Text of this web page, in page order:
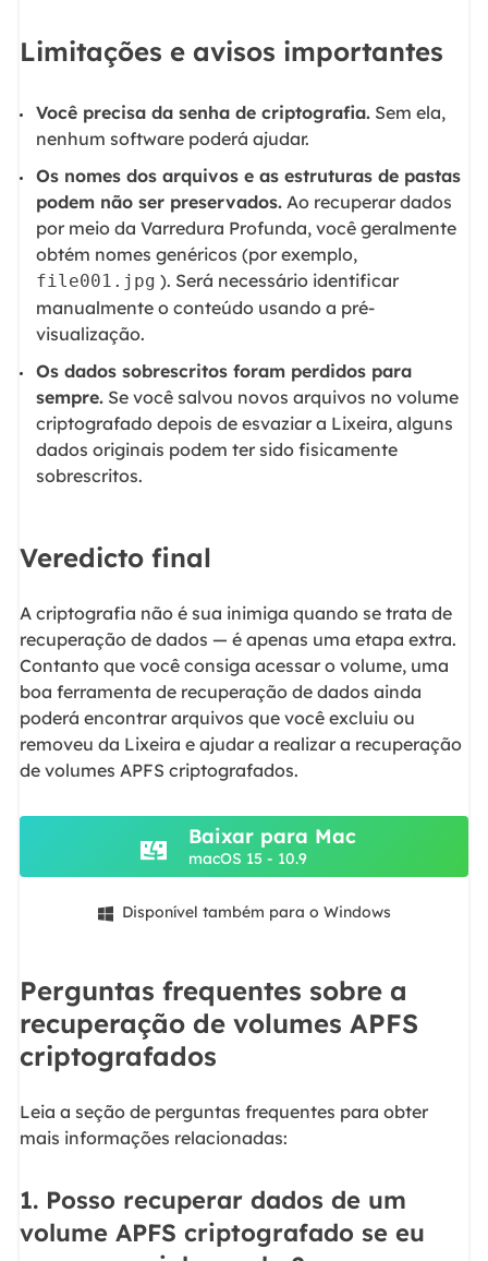
Limitações e avisos importantes
Você precisa da senha de criptografia.Sem ela,
nenhum software poderá ajudar.
Os nomes dos arquivos e as estruturas de pastas
podem não ser preservados.Ao recuperar dados
por meio da Varredura Profunda, você geralmente
obtém nomes genéricos (por exemplo,
file001.jpg ). Será necessário identificar
manualmente o conteúdo usando a pré-
visualização.
Os dados sobrescritos foram perdidos para
sempre.Se você salvou novos arquivos no volume
criptografado depois de esvaziar a Lixeira, alguns
dados originais podem ter sido fisicamente
sobrescritos.
Veredicto final
A criptografia não é sua inimiga quando se trata de
recuperação de dados — é apenas uma etapa extra.
Contanto que você consiga acessar o volume, uma
boa ferramenta de recuperação de dados ainda
poderá encontrar arquivos que você excluiu ou
removeu da Lixeira e ajudar a realizar a recuperação
de volumes APFS criptografados.
Baixar para Mac
macOS 15 - 10.9
 Disponível também para o Windows
Perguntas frequentes sobre a
recuperação de volumes APFS
criptografados
Leia a seção de perguntas frequentes para obter
mais informações relacionadas:
1. Posso recuperar dados de um
volume APFS criptografado se eu